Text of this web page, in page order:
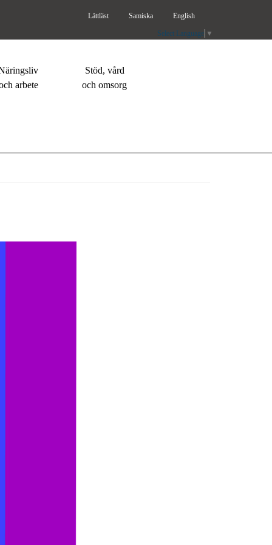
Lättläst Samiska English
Select Language ▼
arbete
Stöd, vård
och omsorg